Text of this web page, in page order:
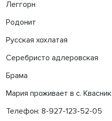
Леггорн
Родонит
Русская хохлатая
Серебристо адлеровская
Брама
Мария проживает в с.
Телефон: 8-927-123-52-05